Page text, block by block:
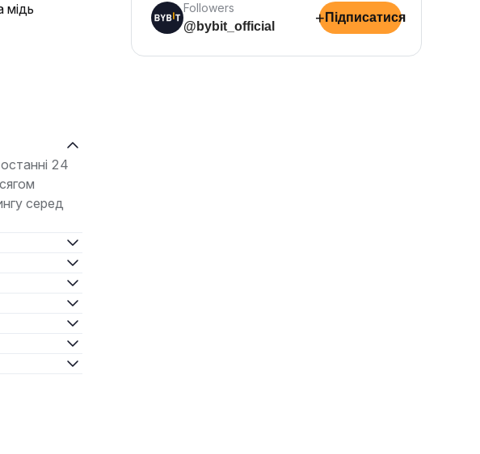
мідь
24
серед
Followers
@bybit_official
+ Підписатися